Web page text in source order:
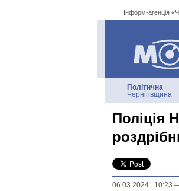
Інформ-агенція
Інформ-
Політична
Чернігівщина
Поліція
06.03.2024 10:23